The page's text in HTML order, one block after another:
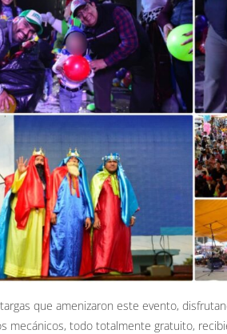
que amenizaron este evento,
mecánicos, todo totalmente gratuito,